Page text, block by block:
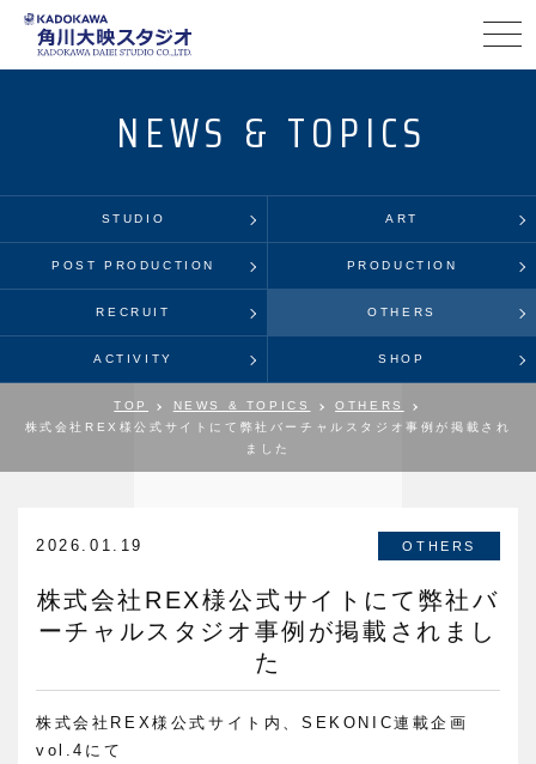
NEWS & TOPICS
STUDIO ART
POST PRODUCTION PRODUCTION
RECRUIT OTHERS
ACTIVITY SHOP
TOP NEWS & TOPICS
OTHERS
株式会社REX様公式サイトにて弊社バーチャルスタジオ事例が掲載され
ました
2026.01.19 OTHERS
株式会社REX様公式サイトにて弊社バ
ーチャルスタジオ事例が掲載されまし
た
株式会社REX様公式サイト内、SEKONIC連載企画
vol.4にて